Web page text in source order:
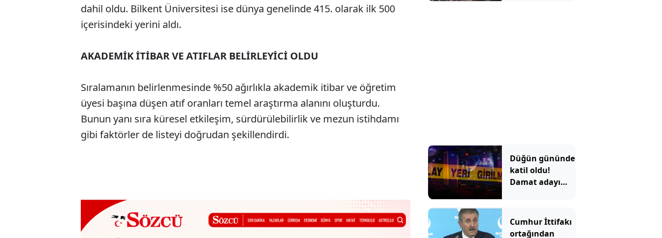
dahil oldu. Bilkent Üniversitesi ise dünya genelinde 415. olarak ilk 500
içerisindeki yerini aldı.
AKADEMİK İTİBAR VE ATIFLAR BELİRLEYİCİ OLDU
Sıralamanın belirlenmesinde %50 ağırlıkla akademik itibar ve öğretim
üyesi başına düşen atıf oranları temel araştırma alanını oluşturdu.
Bunun yanı sıra küresel etkileşim, sürdürülebilirlik ve mezun istihdamı
gibi faktörler de listeyi doğrudan şekillendirdi.
Düğün gününde
katil oldu!
Damat adayı
Cumhur İttifakı
ortağından